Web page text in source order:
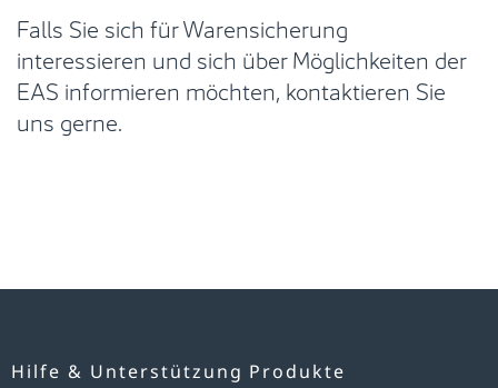
Falls Sie sich für Warensicherung
interessieren und sich über Möglichkeiten der
EAS informieren möchten, kontaktieren Sie
uns gerne.
Produkte
Hilfe & Unterstützung